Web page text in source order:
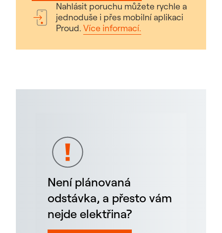
Nahlásit poruchu můžete rychle a
jednoduše i přes mobilní aplikaci
Proud. Více informací.
Není plánovaná
odstávka, a přesto vám
nejde elektřina?